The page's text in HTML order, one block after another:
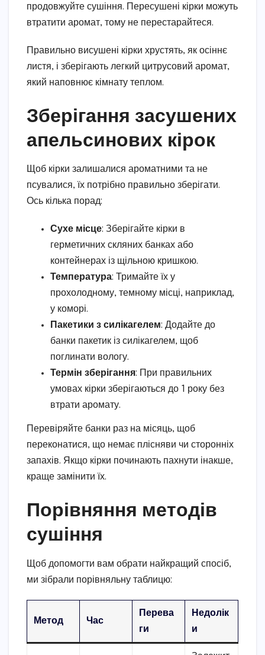
продовжуйте сушіння. Пересушені кірки можуть
втратити аромат, тому не перестарайтеся.
Правильно висушені кірки хрустять, як осіннє
листя, і зберігають легкий цитрусовий аромат,
який наповнює кімнату теплом.
Зберігання засушених
апельсинових кірок
Щоб кірки залишалися ароматними та не
псувалися, їх потрібно правильно зберігати.
Ось кілька порад:
Сухе місце: Зберігайте кірки в
герметичних скляних банках або
контейнерах із щільною кришкою.
Температура: Тримайте їх у
прохолодному, темному місці, наприклад,
у коморі.
Пакетики з силікагелем: Додайте до
банки пакетик із силікагелем, щоб
поглинати вологу.
Термін зберігання: При правильних
умовах кірки зберігаються до 1 року без
втрати аромату.
Перевіряйте банки раз на місяць, щоб
переконатися, що немає плісняви чи сторонніх
запахів. Якщо кірки починають пахнути інакше,
краще замінити їх.
Порівняння методів
сушіння
Щоб допомогти вам обрати найкращий спосіб,
ми зібрали порівняльну таблицю:
Метод Час
Перева
ги
Недолік
и